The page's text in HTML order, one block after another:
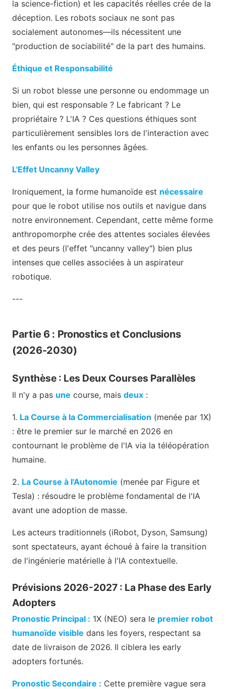
la science-fiction) et les capacités réelles crée de la
déception. Les robots sociaux ne sont pas
socialement autonomes—ils nécessitent une
"production de sociabilité" de la part des humains.
Éthique et Responsabilité
Si un robot blesse une personne ou endommage un
bien, qui est responsable ? Le fabricant ? Le
propriétaire ? L'IA ? Ces questions éthiques sont
particulièrement sensibles lors de l'interaction avec
les enfants ou les personnes âgées.
L'Effet Uncanny Valley
Ironiquement, la forme humanoïde est nécessaire
pour que le robot utilise nos outils et navigue dans
notre environnement. Cependant, cette même forme
anthropomorphe crée des attentes sociales élevées
et des peurs (l'effet "uncanny valley") bien plus
intenses que celles associées à un aspirateur
robotique.
---
Partie 6 : Pronostics et Conclusions
(2026-2030)
Synthèse : Les Deux Courses Parallèles
Il n'y a pas une course, mais deux :
1. La Course à la Commercialisation (menée par 1X)
: être le premier sur le marché en 2026 en
contournant le problème de l'IA via la téléopération
humaine.
2. La Course à l'Autonomie (menée par Figure et
Tesla) : résoudre le problème fondamental de l'IA
avant une adoption de masse.
Les acteurs traditionnels (iRobot, Dyson, Samsung)
sont spectateurs, ayant échoué à faire la transition
de l'ingénierie matérielle à l'IA contextuelle.
Prévisions 2026-2027 : La Phase des Early
Adopters
Pronostic Principal : 1X (NEO) sera le premier robot
humanoïde visible dans les foyers, respectant sa
date de livraison de 2026. Il ciblera les early
adopters fortunés.
Pronostic Secondaire : Cette première vague sera